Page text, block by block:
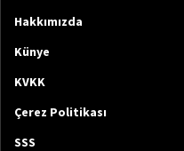
Hakkımızda
Künye
KVKK
Çerez Politikası
SSS